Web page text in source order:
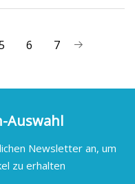
6 7
Auswahl
Newsletter an, um
zu erhalten